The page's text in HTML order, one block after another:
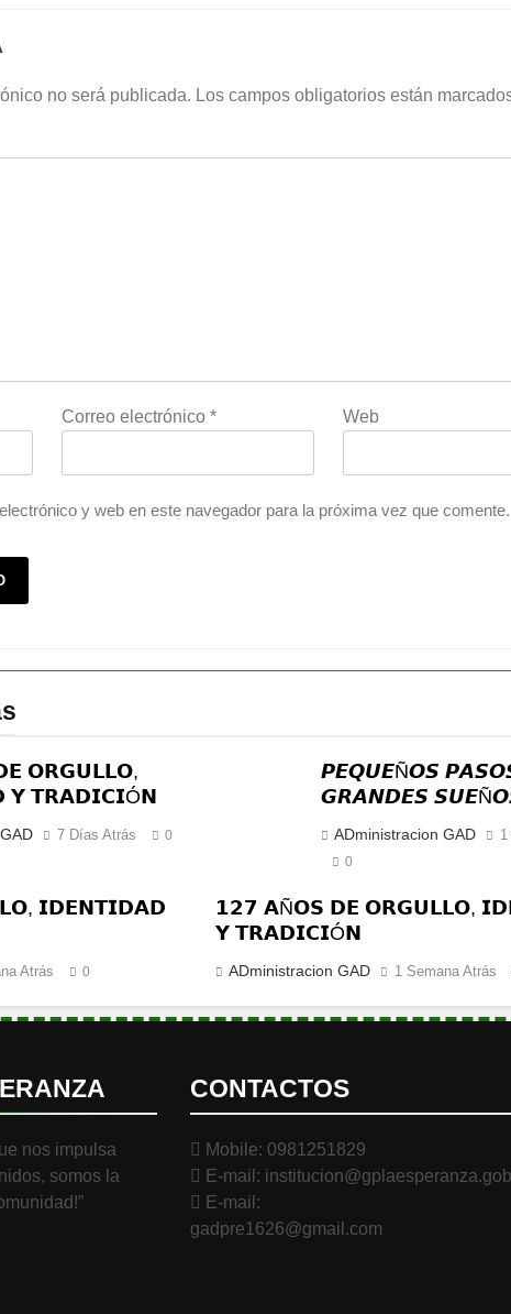
no será publicada. Los campos obligatorios están
Correo electrónico * Web
y web en este navegador para la próxima vez que comente.
𝗢𝗥𝗚𝗨𝗟𝗟𝗢,
𝗬 𝗧𝗥𝗔𝗗𝗜𝗖𝗜Ó𝗡
7 Días Atrás 0
𝙋𝙀𝙌𝙐𝙀Ñ𝙊𝙎
𝙂𝙍𝘼𝙉𝘿𝙀𝙎
ADministracion GAD
0
𝗜𝗗𝗘𝗡𝗧𝗜𝗗𝗔𝗗
Atrás 0
𝟭𝟮𝟳 𝗔Ñ𝗢𝗦 𝗗𝗘 𝗢𝗥𝗚𝗨𝗟𝗟𝗢,
𝗬 𝗧𝗥𝗔𝗗𝗜𝗖𝗜Ó𝗡
ADministracion GAD 1 Semana Atrás
nos impulsa
somos la
CONTACTOS
Mobile: 0981251829
E-mail:
E-mail:
gadpre1626@gmail.com